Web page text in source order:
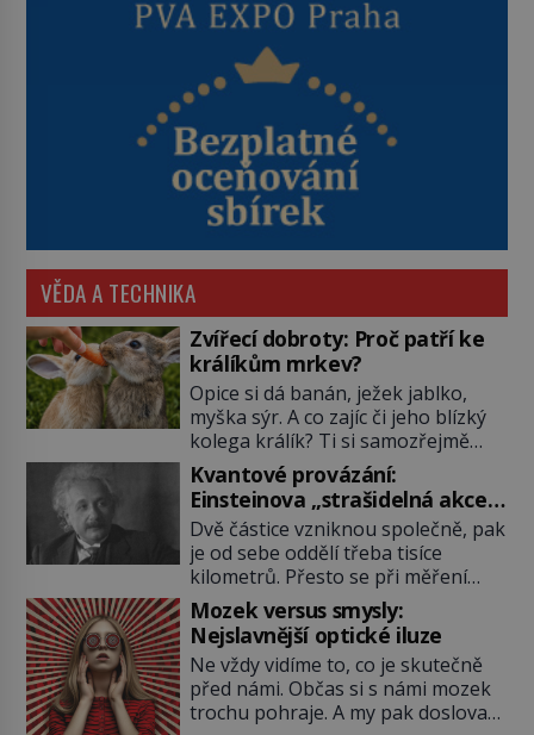
VĚDA A TECHNIKA
Zvířecí dobroty: Proč patří ke
králíkům mrkev?
Opice si dá banán, ježek jablko,
myška sýr. A co zajíc či jeho blízký
kolega králík? Ti si samozřejmě
pochutnají na mrkvi! Proč jsou
podobné představy o potravě
zvířat často spíš mýty? Pokud máte
doma králíka, mrkev mu dát
můžete. A nejspíš mu i bude
chutnat, ovšem měl by ji mít jen
jako občasný pamlsek. […]
Kvantové provázání:
Einsteinova „strašidelná akce
na dálku“ dál mate i fascinuje
vědce
Dvě částice vzniknou společně, pak
je od sebe oddělí třeba tisíce
kilometrů. Přesto se při měření
chovají, jako by mezi nimi
existovalo neviditelné pouto. Albert
Einstein tomu s jistou dávkou
ironie říká „strašidelná akce na
dálku“ a dlouhá desetiletí věří, že
musí existovat jednodušší
Mozek versus smysly:
Nejslavnější optické iluze
Ne vždy vidíme to, co je skutečně
před námi. Občas si s námi mozek
trochu pohraje. A my pak doslova